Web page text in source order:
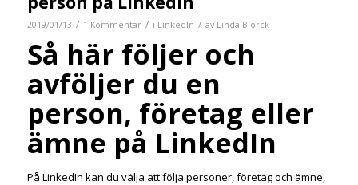
2019/01/13 / 1 Kommentar / i LinkedIn / av Linda Björck
Så här följer och
avföljer du en
person, företag eller
ämne på LinkedIn
På LinkedIn kan du välja att följa personer, företag och ämne,